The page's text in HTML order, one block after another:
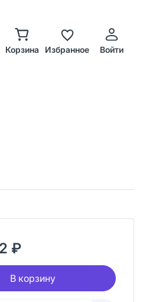
Корзина Избранное Войти
₽
В корзину